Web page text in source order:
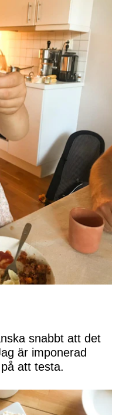
snabbt att det
är imponerad
att testa.